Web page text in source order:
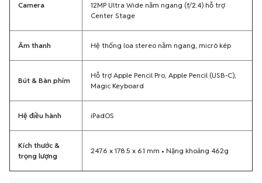
Camera
12MP Ultra Wide nằm ngang (f/2.4) hỗ trợ
Center Stage
Âm thanh Hệ thống loa stereo nằm ngang, micrô kép
Bút & Bàn phím
Hỗ trợ Apple Pencil Pro, Apple Pencil (USB-C),
Magic Keyboard
Hệ điều hành iPadOS
Kích thước &
trọng lượng
247.6 x 178.5 x 6.1 mm • Nặng khoảng 462g